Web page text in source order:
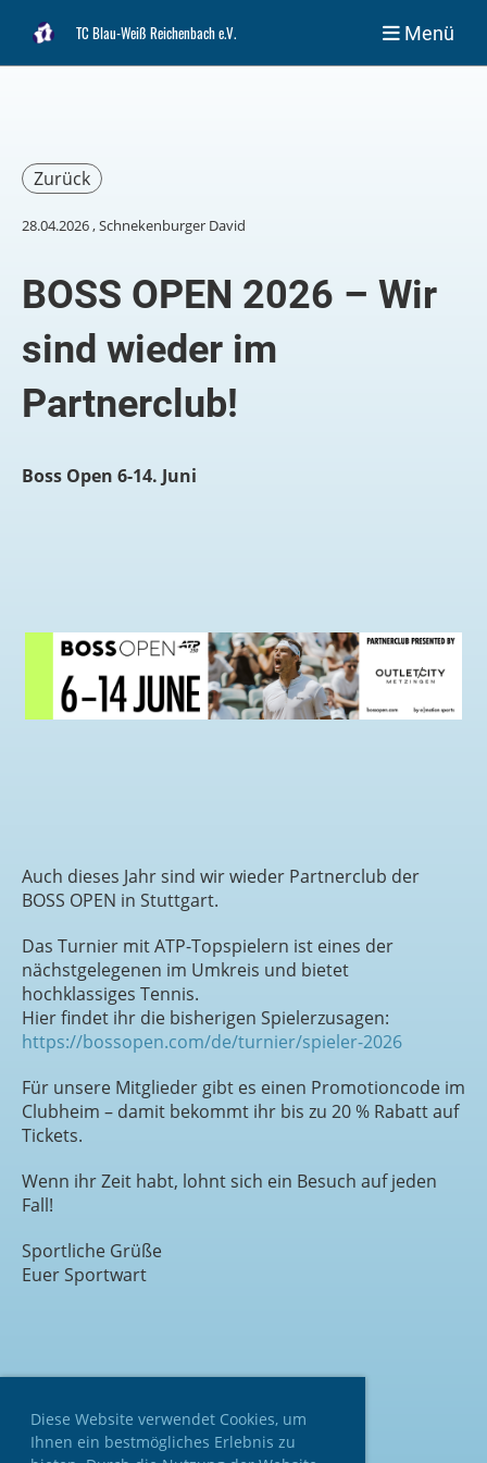
Diese Website verwendet Cookies, um
Ihnen ein bestmögliches Erlebnis zu
TC Blau-Weiß Reichenbach e.V. Menü
Zurück
28.04.2026, Schnekenburger David
BOSS OPEN 2026 – Wir
sind wieder im
Partnerclub!
Boss Open 6-14. Juni
Auch dieses Jahr sind wir wieder Partnerclub der
BOSS OPEN in Stuttgart.
Das Turnier mit ATP-Topspielern ist eines der
nächstgelegenen im Umkreis und bietet
hochklassiges Tennis.
Hier findet ihr die bisherigen Spielerzusagen:
https://bossopen.com/de/turnier/spieler-2026
Für unsere Mitglieder gibt es einen Promotioncode im
Clubheim – damit bekommt ihr bis zu 20 % Rabatt auf
Tickets.
Wenn ihr Zeit habt, lohnt sich ein Besuch auf jeden
Fall!
Sportliche Grüße
Euer Sportwart